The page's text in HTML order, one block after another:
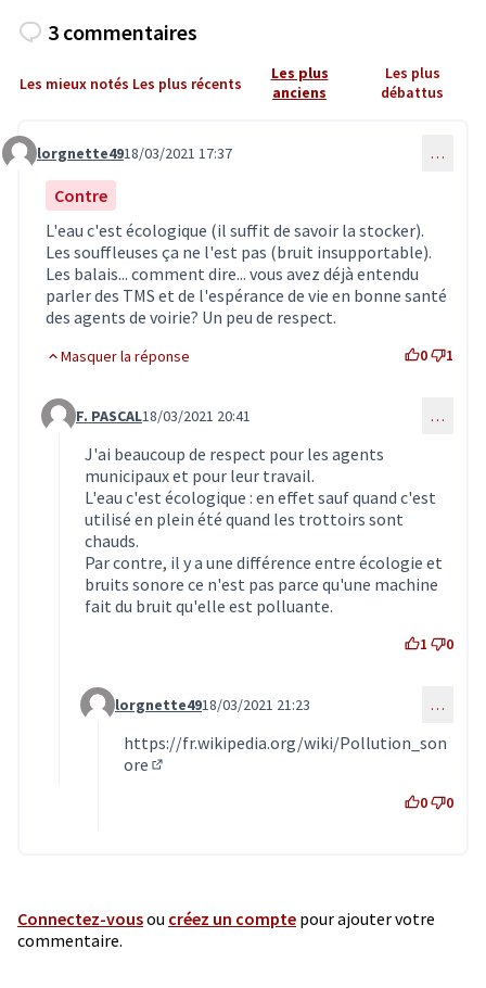
3 commentaires
Les mieux notés Les plus récents
Les plus
anciens
Les plus
débattus
Commentaire 2900
lorgnette4918/03/2021 17:37 …
Contre
L'eau c'est écologique (il suffit de savoir la stocker).
Les souffleuses ça ne l'est pas (bruit insupportable).
Les balais... comment dire... vous avez déjà entendu
parler des TMS et de l'espérance de vie en bonne santé
des agents de voirie? Un peu de respect.
Masquer la réponse 0 1
Commentaire 2940 (réponse au commentaire 2900)
F. PASCAL18/03/2021 20:41 …
J'ai beaucoup de respect pour les agents
municipaux et pour leur travail.
L'eau c'est écologique : en effet sauf quand c'est
utilisé en plein été quand les trottoirs sont
chauds.
Par contre, il y a une différence entre écologie et
bruits sonore ce n'est pas parce qu'une machine
fait du bruit qu'elle est polluante.
1 0
Commentaire 2944 (réponse au commentaire 2940)
lorgnette4918/03/2021 21:23 …
https://fr.wikipedia.org/wiki/Pollution_son
ore
0 0
Connectez-vousou créez un compte pour ajouter votre
commentaire.